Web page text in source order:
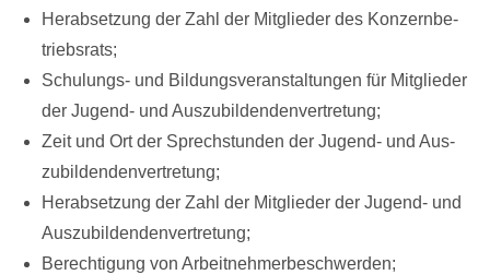
Her­ab­set­zung der Zahl der Mit­glie­der des Kon­zern­be­
triebs­rats;
Schu­lungs- und Bil­dungs­ver­an­stal­tun­gen für Mit­glie­der
der Ju­gend- und Aus­zu­bil­den­den­ver­tre­tung;
Zeit und Ort der Sprech­stun­den der Ju­gend- und Aus­
zu­bil­den­den­ver­tre­tung;
Her­ab­set­zung der Zahl der Mit­glie­der der Ju­gend- und
Aus­zu­bil­den­den­ver­tre­tung;
Be­rech­ti­gung von Ar­beit­neh­mer­be­schwer­den;